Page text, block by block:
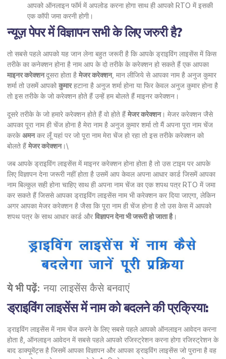
आपको ऑनलाइन फॉर्म में अपलोड करना होगा साथ ही आपको RTO में इसकी
एक कॉपी जमा करनी होगी।
न्यूज़ पेपर में विज्ञापनसभी के लिए जरुरी है?
तो सबसे पहले आपको यह जान लेना बहुत जरूरी है कि आपके ड्राइविंग लाइसेंस में किस
तरीके का कनेक्शन होना है नाम आप के दो तरीके के करेक्शन हो सकते हैं एक आपका
माइनर करेक्शनदूसरा होता है मेजर करेक्शन, मान लीजिये से आपका नाम है अनुज कुमार
शर्मा तो उसमें आपको कुमारहटाना है अनुज शर्मा होना या फिर केवल अनुज कुमार होना है
तो इस तरीके के जो करेक्शन होते हैं उन्हें हम बोलते हैं माइनर करेक्शन।
दूसरे तरीके के जो हमारे करेक्शन होते हैं वो होते हैंमेजर करेक्शन। मेजर करेक्शन जैसे
आपका पूरा नाम ही चेंज होना है मेरा नाम है अनुज कुमार शर्मा तो मैं अपना पूरा नाम चेंज
करकेअमनकर लूँ यहां पर जो पूरा नाम मेरा चेंज हो रहा तो इस तरीके करेक्शन को
बोलते हैंमेजर करेक्शन।\
जब आपके ड्राइविंग लाइसेंस में माइनर करेक्शन होना होता है तो उस टाइम पर आपके
लिए विज्ञापन देना जरूरी नहीं होता है उसमें आप केवल अपना आधार कार्ड जिसमें आपका
नाम बिल्कुल सही होना चाहिए साथ ही अपना नाम चेंज का एक शपथ पत्र RTO में जमा
कर सकते हैं जिससे आपका ड्राइविंग लाइसेंस नाम भी करेक्शन कर दिया जाएगा, लेकिन
अगर आपका मेजर करेक्शन है जैसा कि पूरा नाम ही चेंज होना है तो उस केस में आपको
शपथ पत्र के साथ आधार कार्ड और विज्ञापन देना भी जरूरी हो जाता है।
ये भी पढ़ें: नया लाइसेंस कैसे बनवाएं
ड्राइविंग लाइसेंस में नाम को बदलने की प्रक्रिया:
ड्राइविंग लाइसेंस में नाम चेंज करने के लिए सबसे पहले आपको ऑनलाइन आवेदन करना
होता है, ऑनलाइन आवेदन में सबसे पहले आपको रजिस्ट्रेशन करना होगा रजिस्ट्रेशन के
बाद डाक्यूमेंट्स है जिसमें आपका विज्ञापन और आपका ड्राइविंग लाइसेंस जो पुराना है वह